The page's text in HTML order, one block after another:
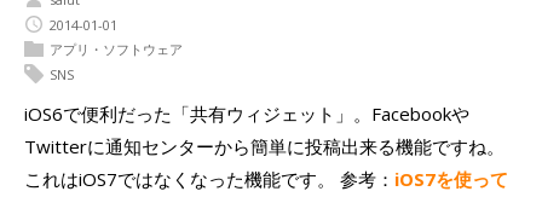
2014-01-01
アプリ・ソフトウェア
SNS
iOS6で便利だった「共有ウィジェット」。Facebookや
Twitterに通知センターから簡単に投稿出来る機能ですね。
これはiOS7ではなくなった機能です。 参考： iOS7を使って